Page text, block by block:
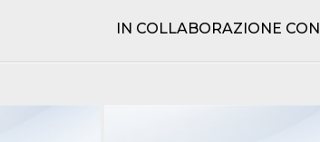
IN COLLABORAZIONE CON